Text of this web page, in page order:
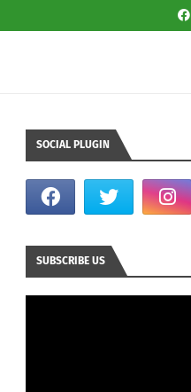
SOCIAL PLUGIN
SUBSCRIBE US